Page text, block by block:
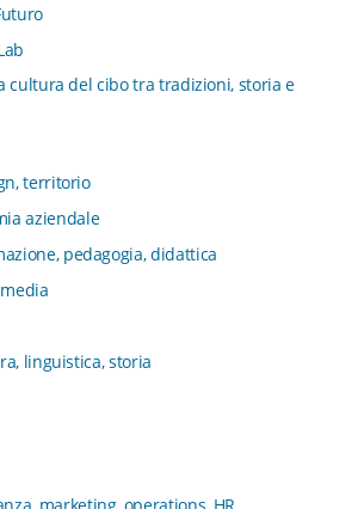
cultura del cibo tra tradizioni, storia e
di Scienze Aziendali, Management
di Bologna
formazione
ed Economia Aziendale - SIDREA
istituzioni educative e della
Aziendali
e Sanità ETS
territorio
aziendale
pedagogia, didattica
linguistica, storia
marketing, operations, HR